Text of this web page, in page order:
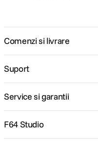
Comenzi si livrare
Suport
Service si garantii
F64 Studio